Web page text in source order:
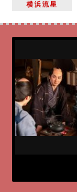
横浜流星